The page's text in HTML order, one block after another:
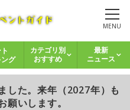
MENU
グ
カテゴリ別
おすすめ
最新
ニュース
した。来年（2027年）も
願いします。